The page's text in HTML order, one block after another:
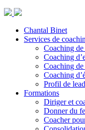
Chantal Binet
Services de
Coaching
Coaching
Coaching
Coaching
Profil de
Formations
Diriger et
Donner du
Coacher